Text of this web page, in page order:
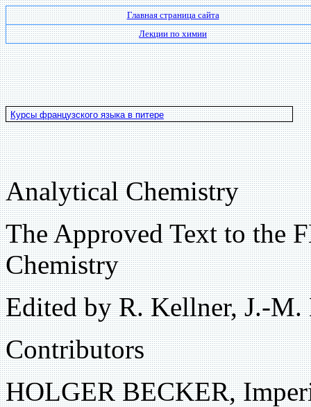
Главная страница сайта
Лекции по химии
Курсы французского языка в питере
Analytical Chemistry
The Approved Text to the
Chemistry
Edited by R. Kellner, J.-
Contributors
HOLGER BECKER,